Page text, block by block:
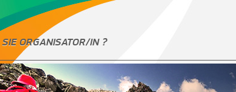
ORGANISATOR/IN ?